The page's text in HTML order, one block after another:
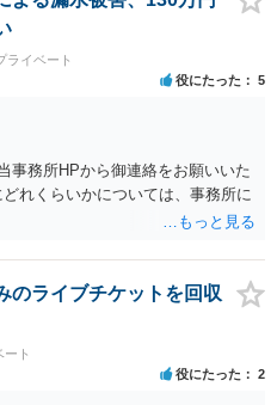
士に事前連絡し、引き続き訴訟も
意志が明らかになったところで、
人に訴状の受領を促すこともあ
拠がないと、実際の本人性が明ら
（２０万円の請求で代理人弁護士
も住所は明らかにしないでしょ
どの情報）から、相手の住所等の
に思えます。 以上、ご参考まで。
ライベート
役にたった 5
事務所HPから御連絡をお願いいた
れくらいかについては、事務所に
のライブチケットを回収
ト
役にたった 2